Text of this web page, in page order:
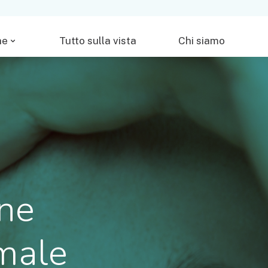
Tutto sulla vista Chi siamo